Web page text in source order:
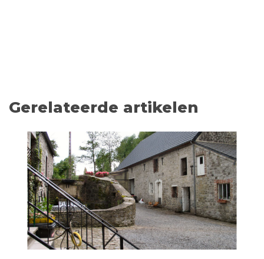
Gerelateerde artikelen